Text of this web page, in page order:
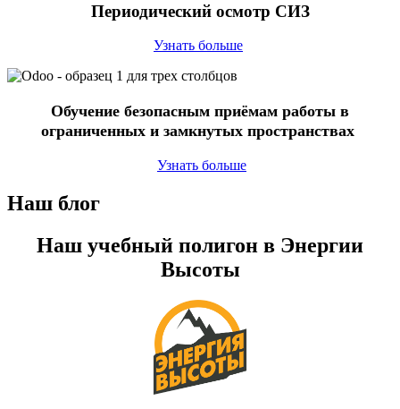
Периодический осмотр СИЗ
Узнать больше
Обучение безопасным приёмам работы в
ограниченных и замкнутых пространствах
Узнать больше
Наш блог
Наш учебный полигон в Энергии
Высоты